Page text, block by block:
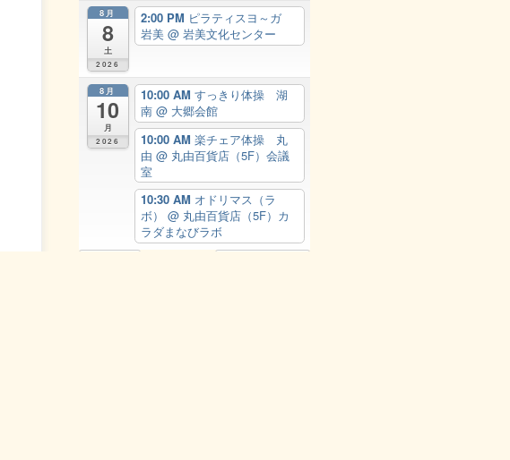
8月
8
土
2026
2:00 PM ピラティスヨ～ガ
岩美 @ 岩美文化センター
8月
10
月
2026
10:00 AM すっきり体操 湖
南 @ 大郷会館
10:00 AM 楽チェア体操 丸
由 @ 丸由百貨店（5F）会議
室
10:30 AM オドリマス（ラ
ボ） @ 丸由百貨店（5F）カ
ラダまなびラボ